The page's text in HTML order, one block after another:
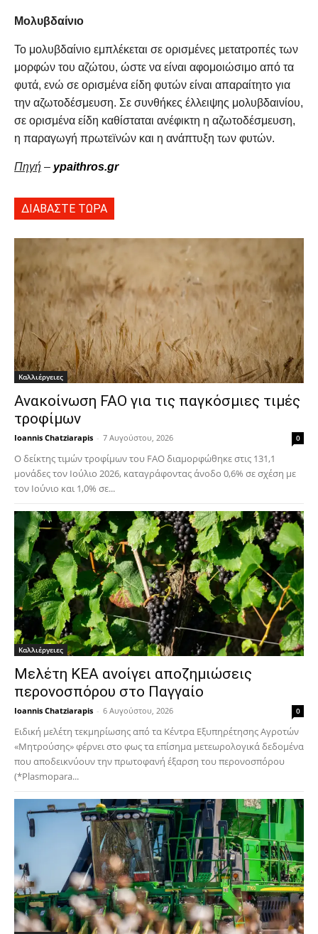
Μολυβδαίνιο
Το μολυβδαίνιο εμπλέκεται σε ορισμένες μετατροπές των
μορφών του αζώτου, ώστε να είναι αφομοιώσιμο από τα
φυτά, ενώ σε ορισμένα είδη φυτών είναι απαραίτητο για
την αζωτοδέσμευση. Σε συνθήκες έλλειψης μολυβδαινίου,
σε ορισμένα είδη καθίσταται ανέφικτη η αζωτοδέσμευση,
η παραγωγή πρωτεϊνών και η ανάπτυξη των φυτών.
Πηγή – ypaithros.gr
ΔΙΑΒΑΣΤΕ ΤΩΡΑ
Καλλιέργειες
Ανακοίνωση FAO για τις παγκόσμιες τιμές
τροφίμων
Ioannis Chatziarapis - 7 Αυγούστου, 2026 0
Ο δείκτης τιμών τροφίμων του FAO διαμορφώθηκε στις 131,1
μονάδες τον Ιούλιο 2026, καταγράφοντας άνοδο 0,6% σε σχέση με
τον Ιούνιο και 1,0% σε...
Καλλιέργειες
Μελέτη ΚΕΑ ανοίγει αποζημιώσεις
περονοσπόρου στο Παγγαίο
Ioannis Chatziarapis - 6 Αυγούστου, 2026 0
Ειδική μελέτη τεκμηρίωσης από τα Κέντρα Εξυπηρέτησης Αγροτών
«Μητρούσης» φέρνει στο φως τα επίσημα μετεωρολογικά δεδομένα
που αποδεικνύουν την πρωτοφανή έξαρση του περονοσπόρου
(*Plasmopara...